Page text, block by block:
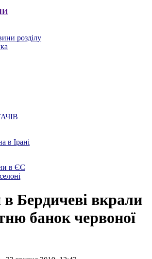
розділу
в Ірані
в ЄС
в Бердичеві вкрали
банок червоної